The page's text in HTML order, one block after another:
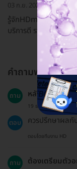
03 ก.ย. 2022
รู้จักHDmall จากในเน็
บริการดี ราคาน่าจองแ
คำถามพบบ่อย
ถาม หลังจากตรวจเ
19 ธ.ค. 2024
ตอบ ควรปรึกษาผลกั
ตอบโดยทีมงาน HD
ถาม ต้องเตรียมตัวอ